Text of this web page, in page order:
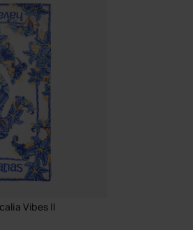
di havaianas.
store.com, il negozio ufficiale
il tuo stile a un livello superiore.
Vibes II